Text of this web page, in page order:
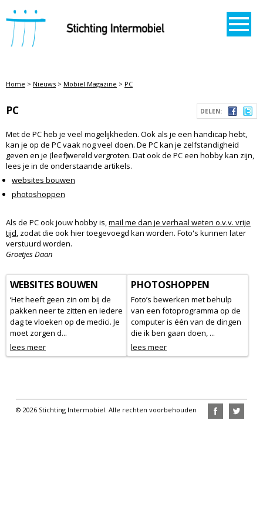
STICHTING INTERMOBIEL
Home > Nieuws > Mobiel Magazine > PC
DELEN:
PC
Met de PC heb je veel mogelijkheden. Ook als je een handicap hebt,
kan je op de PC vaak nog veel doen. De PC kan je zelfstandigheid
geven en je (leef)wereld vergroten. Dat ook de PC een hobby kan zijn,
lees je in de onderstaande artikels.
websites bouwen
photoshoppen
Als de PC ook jouw hobby is,mail me dan je verhaal weten o.v.v. vrije
tijd, zodat die ook hier toegevoegd kan worden. Foto's kunnen later
verstuurd worden.
Groetjes Daan
WEBSITES BOUWEN
‘Het heeft geen zin om bij de
pakken neer te zitten en iedere
dag te vloeken op de medici. Je
moet zorgen d...
lees meer
PHOTOSHOPPEN
Foto’s bewerken met behulp
van een fotoprogramma op de
computer is één van de dingen
die ik ben gaan doen, ...
lees meer
© 2026 Stichting Intermobiel. Alle rechten voorbehouden